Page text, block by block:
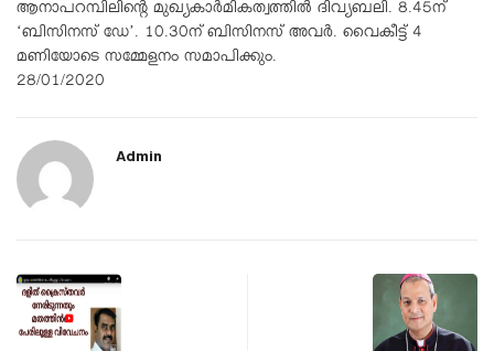
ആനാപറമ്പിലിന്റെ മുഖ്യകാര്‍മികത്വത്തില്‍ ദിവ്യബലി. 8.45ന്
‘ബിസിനസ് ഡേ’. 10.30ന് ബിസിനസ് അവര്‍. വൈകീട്ട് 4
മണിയോടെ സമ്മേളനം സമാപിക്കും.
28/01/2020
Admin